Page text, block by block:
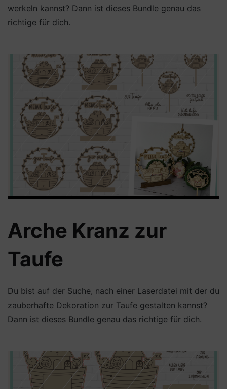
werkeln kannst? Dann ist dieses Bundle genau das
richtige für dich.
Arche Kranz zur
Taufe
Du bist auf der Suche, nach einer Laserdatei mit der du
zauberhafte Dekoration zur Taufe gestalten kannst?
Dann ist dieses Bundle genau das richtige für dich.